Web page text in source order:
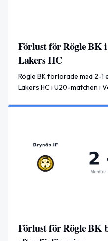
Förlust för Rögle BK
Lakers HC
Rögle BK förlorade med 2-
Lakers HC i U20-matchen i
Förlust för Rögle BK